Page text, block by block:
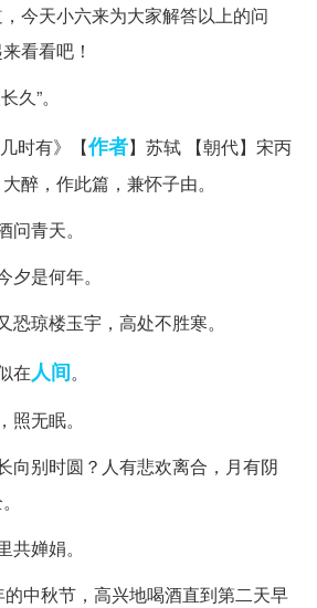
今天小六来为大家解答以上的问
看看吧！
久”。
时有》【作者】苏轼 【朝代】宋丙
醉，作此篇，兼怀子由。
青天。
是何年。
琼楼玉宇，高处不胜寒。
在人间。
无眠。
向别时圆？人有悲欢离合，月有阴
婵娟。
中秋节，高兴地喝酒直到第二天早